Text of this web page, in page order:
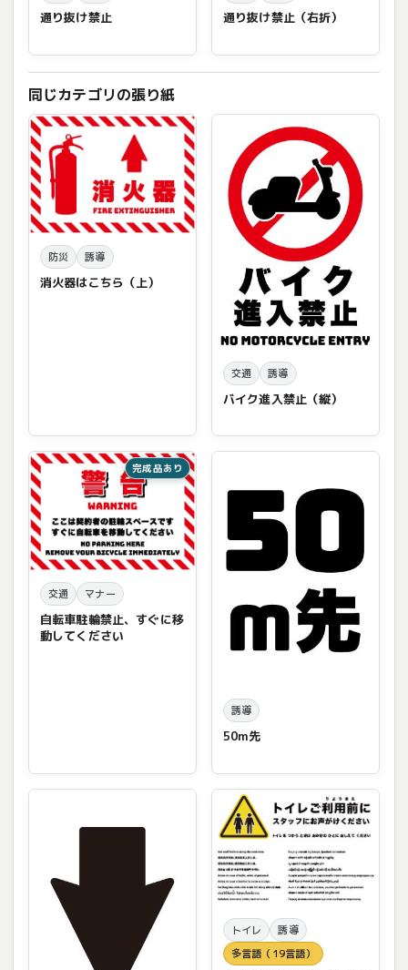
通り抜け禁止 通り抜け禁止（右折）
同じカテゴリの張り紙
防災 誘導
消火器はこちら（上）
交通 誘導
バイク進入禁止（縦）
完成品あり
交通 マナー
自転車駐輪禁止、すぐに移
動してください
誘導
50m先
トイレ
誘導
多言語（19言語）